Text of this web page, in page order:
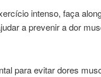
intenso, faça
a prevenir a dor
para evitar dores